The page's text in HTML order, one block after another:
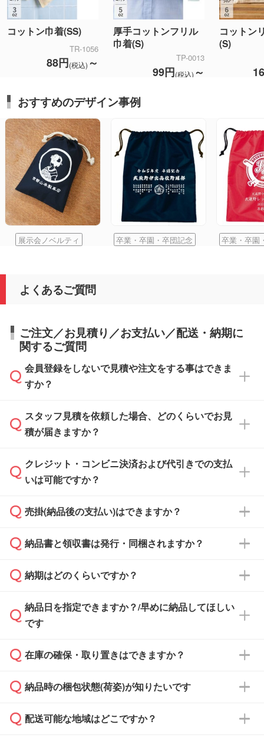
コットン巾着(SS)
TR-1056
88円(税込) ～
厚手コットンフリル
巾着(S)
TP-0013
99円(税込) ～
コットン
(S)
おすすめのデザイン事例
展示会ノベルティ 卒業・卒園・卒団記念 卒業・卒園
よくあるご質問
ご注文／お見積り／お支払い／配送・納期に
関するご質問
会員登録をしないで見積や注文をする事はできま
すか？
可能です。見積・注文フォームにて『ゲストの
まま進む』ボタンからお進みのうえ、ご依頼く
スタッフ見積を依頼した場合、どのくらいでお見
積が届きますか？
通常、翌営業日までにお送りしております。混
雑状況によっては、お時間をいただくこともご
依頼いただいた場合は、翌営業日以降のご連絡
クレジット・コンビニ決済および代引きでの支払
いは可能ですか？
銀行振込のみのご対応となります。
売掛(納品後の支払い)はできますか？
基本的には先入金をお願いしておりますが、自
どの場合は、月末締め翌月末払いに対応可能で
また、卒業・卒園記念品で対策委員会や個人様
校や幼稚園・保育園であれば、同様の条件でご
ご希望の際は担当スタッフまでお気軽にご相談
ください。
納品書と領収書は発行・同梱されますか？
納品書・領収書は ご依頼をいただいた場合の
ず、通常はPDFデータをメール添付でお送りし
ます。
たは注文フォームの『ご注文に関する備考欄』
納期はどのくらいですか？
・印刷する場合(500個程度)
ご入金、イメージ画像の校了から約2週間～2
ご入金確認後、1～2営業日で出荷いたしま
納品日を指定できますか？/早めに納品してほしい
です
ご希望の納期がある場合は、お問い合わせ・お
い。
応が可能かご案内いたします。
在庫の確保・取り置きはできますか？
ご入金確認後に在庫を確保し、注文確定のご連
はできかねますので予めご了承ください。
納品時の梱包状態(荷姿)が知りたいです
商品によって異なります。各ページにある商品
配送可能な地域はどこですか？